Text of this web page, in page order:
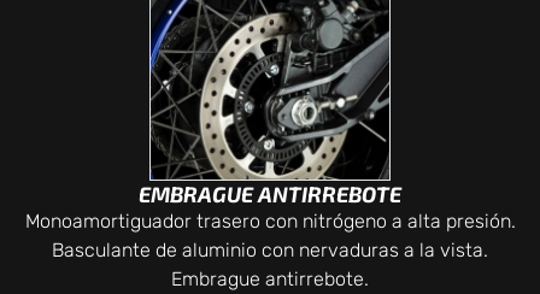
EMBRAGUE ANTIRREBOTE
Monoamortiguador trasero con nitrógeno a alta presión.
Basculante de aluminio con nervaduras a la vista.
Embrague antirrebote.